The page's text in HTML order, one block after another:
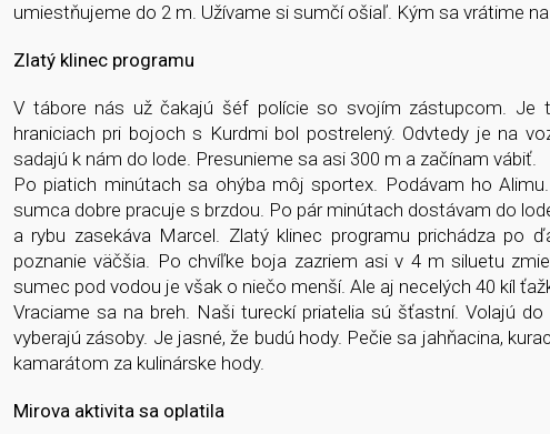
umiestňujeme do 2 m. Užívame si sumčí ošiaľ. Kým sa vrátime
Zlatý klinec programu
V tábore nás už čakajú šéf polície so svojím zástupcom. Je
hraniciach pri bojoch s Kurdmi bol postrelený. Odvtedy je na
sadajú k nám do lode. Presunieme sa asi 300 m a začínam vábiť.
Po piatich minútach sa ohýba môj sportex. Podávam ho
sumca dobre pracuje s brzdou. Po pár minútach dostávam do
a rybu zasekáva Marcel. Zlatý klinec programu prichádza po
poznanie väčšia. Po chvíľke boja zazriem asi v 4 m siluetu
sumec pod vodou je však o niečo menší. Ale aj necelých 40 kíl
Vraciame sa na breh. Naši tureckí priatelia sú šťastní. Volajú
vyberajú zásoby. Je jasné, že budú hody. Pečie sa jahňacina,
kamarátom za kulinárske hody.
Mirova aktivita sa oplatila